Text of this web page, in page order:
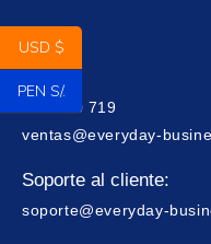
916 270 719
ventas@everyday-
Soporte al cliente:
soporte@everyday-
USD $
PEN S/.